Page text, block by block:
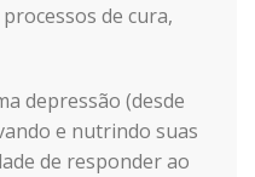
de cura,
depressão (desde
e nutrindo suas
de responder ao